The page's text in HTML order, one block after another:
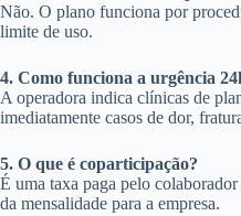
Não. O plano funciona por
limite de uso.
4. Como funciona a urgência
A operadora indica clínicas de
imediatamente casos de dor,
5. O que é coparticipação?
É uma taxa paga pelo
da mensalidade para a empresa.